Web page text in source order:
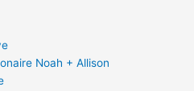
Noah + Allison